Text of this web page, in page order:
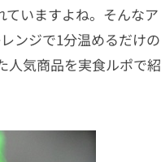
いますよね。そんなア
ンジで1分温めるだけの
気商品を実食ルポで紹